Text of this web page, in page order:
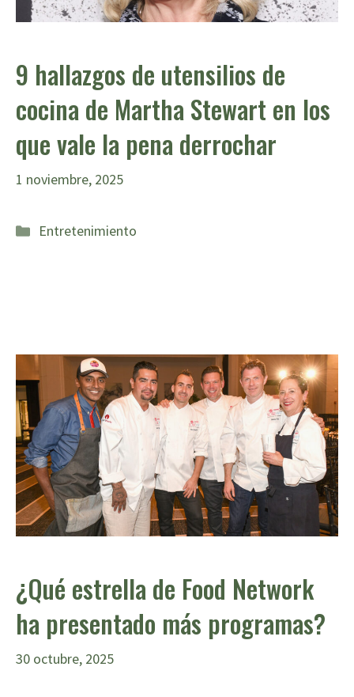
9 hallazgos de utensilios de
cocina de Martha Stewart en los
que vale la pena derrochar
1 noviembre, 2025
Categorías
Entretenimiento
¿Qué estrella de Food Network
ha presentado más programas?
30 octubre, 2025